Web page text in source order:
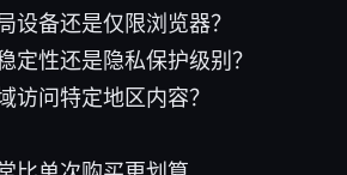
设备还是仅限浏览器？
定性还是隐私保护级别？
访问特定地区内容？